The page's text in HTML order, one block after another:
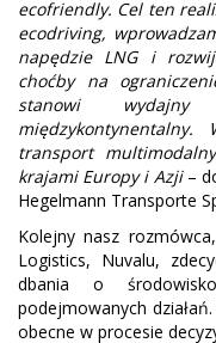
ecofriendly. Cel ten
ecodriving,
napędzie LNG i
choćby na
stanowi
transport
krajami Europy i Azji–
Hegelmann Transporte
Kolejny nasz
Logistics, Nuvalu,
dbania o
podejmowanych
obecne w procesie